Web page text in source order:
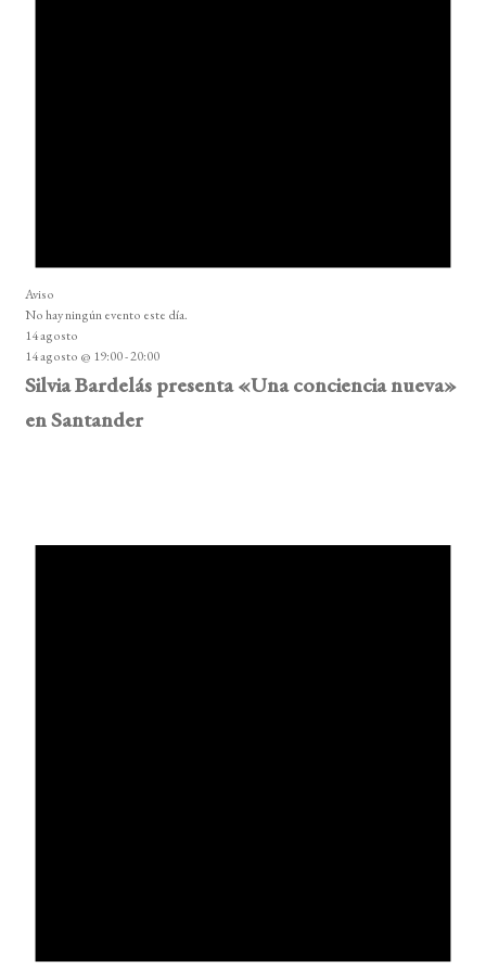
Aviso
No hay ningún evento este día.
14 agosto
14 agosto @ 19:00-20:00
Silvia Bardelás presenta «Una conciencia nueva»
en Santander